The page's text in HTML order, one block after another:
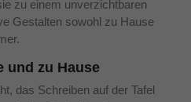
zu einem unverzichtbaren
Gestalten sowohl zu Hause
und zu Hause
das Schreiben auf der Tafel